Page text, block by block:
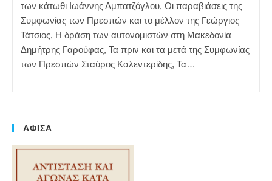
των κάτωθι Ιωάννης Αμπατζόγλου, Οι παραβιάσεις της
Συμφωνίας των Πρεσπών και το μέλλον της Γεώργιος
Τάτσιος, Η δράση των αυτονομιστών στη Μακεδονία
Δημήτρης Γαρούφας, Τα πριν και τα μετά της Συμφωνίας
των Πρεσπών Σταύρος Καλεντερίδης, Τα…
ΑΦΙΣΑ